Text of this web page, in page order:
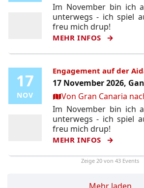
Im November bin ich
unterwegs - ich spiel
freu mich drup!
MEHR INFOS
17
NOV
17
NOV
Engagement auf der
17 November 2026,
Ort:Von Gran Canaria
Im November bin ich
unterwegs - ich spiel
freu mich drup!
MEHR INFOS
Zeige 20 von 43 Events